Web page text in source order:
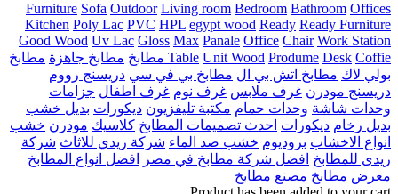
Furniture Sofa Outdoor Living room Bedroom Bathroom Offices
Kitchen Poly Lac PVC HPL egypt wood Ready Ready Furniture
Good Wood Uv Lac Gloss Max Panale Office Chair Work Station
Table Unit Wood Produme Desk Coffie مطابخ مطابخ جاهزة مطابخ
بولي لاك مطابخ اتش بي ال مطابخ بي في سي دريسنج رووم
دريسنج مودرن غرف ملابس غرف نوم غرف اطفال جزامات
وحدات شاشة وحدات حمام مكتبة تليفزيون ديكورات بديل خشب
بديل رخام ديكورات احدث تصميمات المطابخ كلاسيك مودرن خشب
انواع الاخشاب بروديوم خشب ضد الماء شركة ريدي للاثاث شركة
ريدى للمطابخ افضل شركة مطابخ في مصر
افضل انواع المطابخ
معرض مطابخ مصنع مطابخ